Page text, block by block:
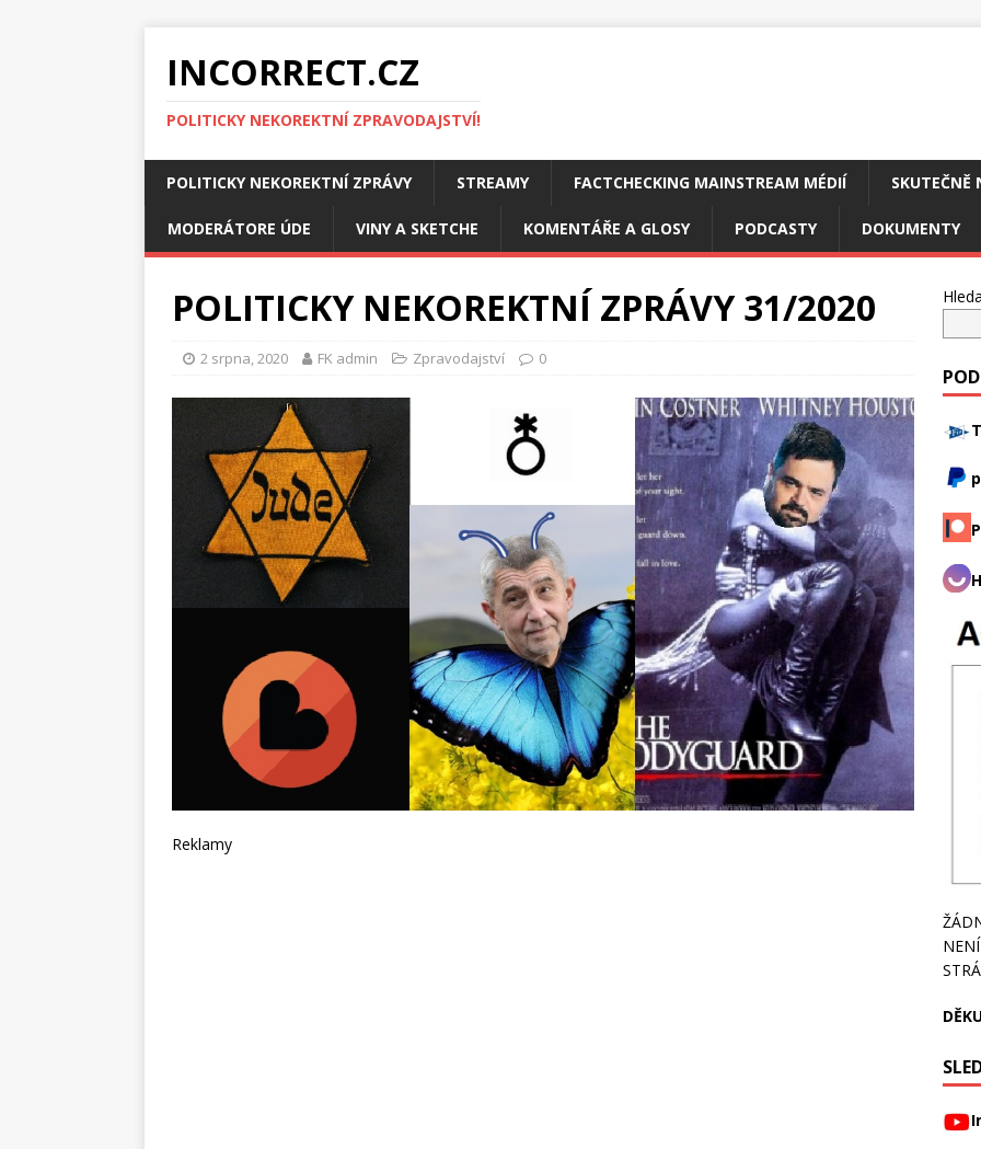
INCORRECT.CZ
POLITICKY NEKOREKTNÍ ZPRAVODAJSTVÍ!
POLITICKY NEKOREKTNÍ ZPRÁVY STREAMY FACTCHECKING MAINSTREAM MÉDIÍ SKUTEČNĚ
MODERÁTORE ÚDE VINY A SKETCHE KOMENTÁŘE A GLOSY PODCASTY DOKUMENTY
POLITICKY NEKOREKTNÍ ZPRÁVY 31/2020
2 srpna, 2020 FK admin Zpravodajství 0
Reklamy